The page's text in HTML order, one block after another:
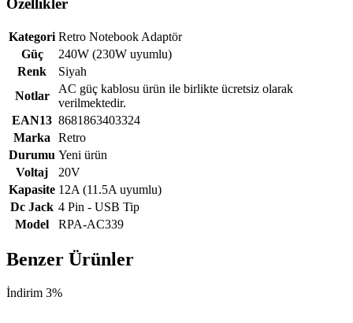
Özellikler
Kategori Retro Notebook Adaptör
Güç
240W (230W uyumlu)
Renk
Siyah
Notlar
AC güç kablosu ürün ile birlikte ücretsiz olarak
verilmektedir.
EAN13 8681863403324
Marka
Retro
Durumu Yeni ürün
Voltaj
20V
Kapasite 12A (11.5A uyumlu)
Dc Jack 4 Pin - USB Tip
Model
RPA-AC339
Benzer Ürünler
İndirim 3%